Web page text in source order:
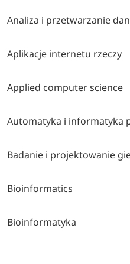
Analiza i przetwarzanie
Aplikacje internetu rzeczy
Applied computer science
Automatyka i informatyka
Badanie i projektowanie
Bioinformatics
Bioinformatyka